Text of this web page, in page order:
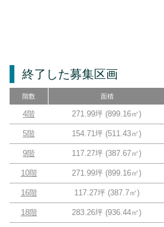
終了した募集区画
階数 面積
4階 271.99坪 (899.16㎡)
5階 154.71坪 (511.43㎡)
9階 117.27坪 (387.67㎡)
10階 271.99坪 (899.16㎡)
16階 117.27坪 (387.7㎡)
18階 283.26坪 (936.44㎡)